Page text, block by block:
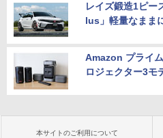
レイズ鍛造1ピー
lus」軽量なまま
Amazon プライ
ロジェクター3モ
本サイトのご利用について